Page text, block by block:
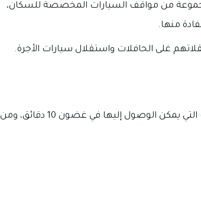
من مواقف السيارات المخصصة للسكان،
منها.
غلى الحافلات واستقلال سيارات الأجرة.
يحظى مجمع ياس ايكرز بمجموعة من محلات البقالة والسوبرماركت التي يمكن الوصول إليها في غضون 10 دقائق، ومن